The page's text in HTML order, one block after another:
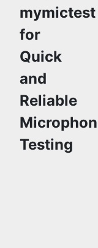
mymictest
for
Quick
and
Reliable
Testing